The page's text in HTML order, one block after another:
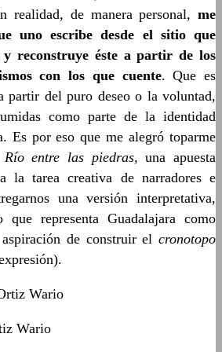
realidad, de manera personal, me
uno escribe desde el sitio que
reconstruye éste a partir de los
con los que cuente. Que es
partir del puro deseo o la voluntad,
como parte de la identidad
Es por eso que me alegró toparme
Río entre las piedras,una apuesta
la tarea creativa de narradores e
una versión interpretativa,
representa Guadalajara como
de construir el cronotopo
Wario